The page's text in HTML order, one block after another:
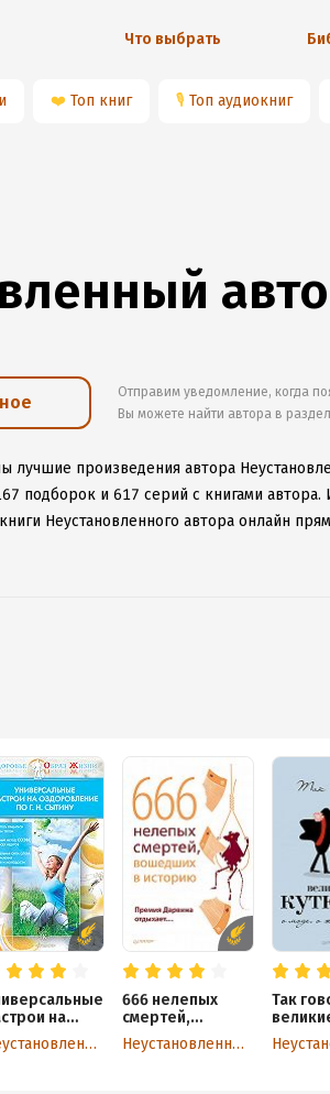
Что выбрать
❤️ Топ книг 🎙 Топ аудиокниг
Отправим уведомление, когда
Вы можете найти автора в
лучшие произведения автора
подборок и 617 серий с книгами автора.
Неустановленного автора онлайн
на
Г. Н. СытинуНеустановленный автор
666 нелепых
смертей,
вошедших в
историю. Премия
Неустановленный автор
Так
моде,